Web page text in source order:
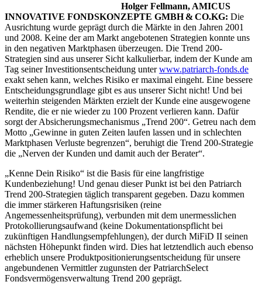
Holger Fellmann, AMICUS
INNOVATIVE FONDSKONZEPTE GMBH & CO.KG: Die
Ausrichtung wurde geprägt durch die Märkte in den Jahren 2001
und 2008. Keine der am Markt angebotenen Strategien konnte uns
in den negativen Marktphasen überzeugen. Die Trend 200-
Strategien sind aus unserer Sicht kalkulierbar, indem der Kunde am
Tag seiner Investitionsentscheidung unterwww.patriarch-fonds.de
exakt sehen kann, welches Risiko er maximal eingeht. Eine bessere
Entscheidungsgrundlage gibt es aus unserer Sicht nicht! Und bei
weiterhin steigenden Märkten erzielt der Kunde eine ausgewogene
Rendite, die er nie wieder zu 100 Prozent verlieren kann. Dafür
sorgt der Absicherungsmechanismus „Trend 200“. Getreu nach dem
Motto „Gewinne in guten Zeiten laufen lassen und in schlechten
Marktphasen Verluste begrenzen“, beruhigt die Trend 200-Strategie
die „Nerven der Kunden und damit auch der Berater“.
„Kenne Dein Risiko“ ist die Basis für eine langfristige
Kundenbeziehung! Und genau dieser Punkt ist bei den Patriarch
Trend 200-Strategien täglich transparent gegeben. Dazu kommen
die immer stärkeren Haftungsrisiken (reine
Angemessenheitsprüfung), verbunden mit dem unermesslichen
Protokollierungsaufwand (keine Dokumentationspflicht bei
zukünftigen Handlungsempfehlungen), der durch MiFiD II seinen
nächsten Höhepunkt finden wird. Dies hat letztendlich auch ebenso
erheblich unsere Produktpositionierungsentscheidung für unsere
angebundenen Vermittler zugunsten der PatriarchSelect
Fondsvermögensverwaltung Trend 200 geprägt.